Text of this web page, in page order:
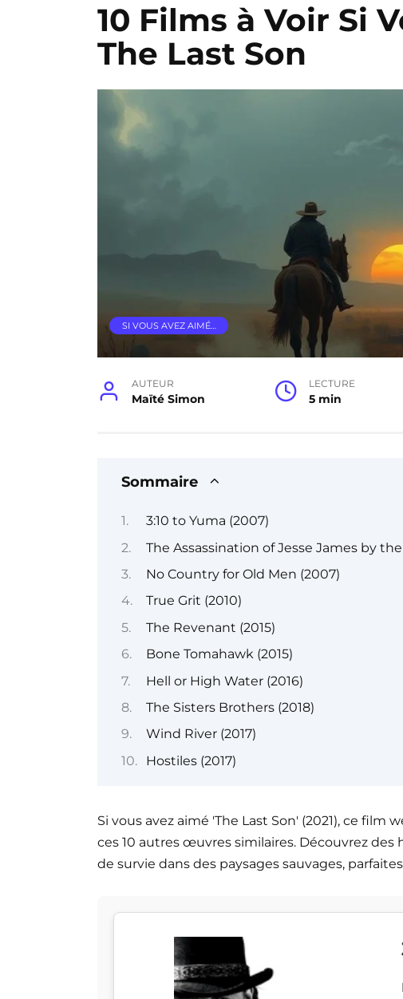
10 Films à Voir Si
The Last Son
SI VOUS AVEZ AIMÉ…
AUTEUR
Maïté Simon
LECTURE
5 min
Sommaire
3:10 to Yuma (2007)
The Assassination of Jesse James by
No Country for Old Men (2007)
True Grit (2010)
The Revenant (2015)
Bone Tomahawk (2015)
Hell or High Water (2016)
The Sisters Brothers (2018)
Wind River (2017)
Hostiles (2017)
Si vous avez aimé 'The Last Son' (2021), ce
ces 10 autres œuvres similaires. Découvrez
de survie dans des paysages sauvages,